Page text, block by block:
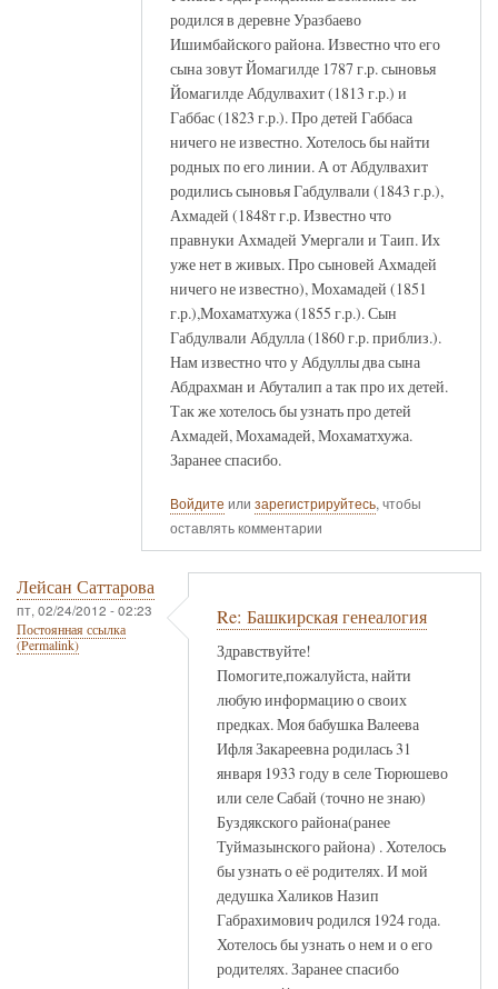
родился в деревне Уразбаево
Ишимбайского района. Известно что его
сына зовут Йомагилде 1787 г.р. сыновья
Йомагилде Абдулвахит (1813 г.р.) и
Габбас (1823 г.р.). Про детей Габбаса
ничего не известно. Хотелось бы найти
родных по его линии. А от Абдулвахит
родились сыновья Габдулвали (1843 г.р.),
Ахмадей (1848т г.р. Известно что
правнуки Ахмадей Умергали и Таип. Их
уже нет в живых. Про сыновей Ахмадей
ничего не известно), Мохамадей (1851
г.р.),Мохаматхужа (1855 г.р.). Сын
Габдулвали Абдулла (1860 г.р. приблиз.).
Нам известно что у Абдуллы два сына
Абдрахман и Абуталип а так про их детей.
Так же хотелось бы узнать про детей
Ахмадей, Мохамадей, Мохаматхужа.
Заранее спасибо.
Войдите или зарегистрируйтесь, чтобы
оставлять комментарии
Лейсан Саттарова
пт, 02/24/2012 - 02:23
Постоянная ссылка
(Permalink)
Re: Башкирская генеалогия
Здравствуйте!
Помогите,пожалуйста, найти
любую информацию о своих
предках. Моя бабушка Валеева
Ифля Закареевна родилась 31
января 1933 году в селе Тюрюшево
или селе Сабай (точно не знаю)
Буздякского района(ранее
Туймазынского района) . Хотелось
бы узнать о её родителях. И мой
дедушка Халиков Назип
Габрахимович родился 1924 года.
Хотелось бы узнать о нем и о его
родителях. Заранее спасибо